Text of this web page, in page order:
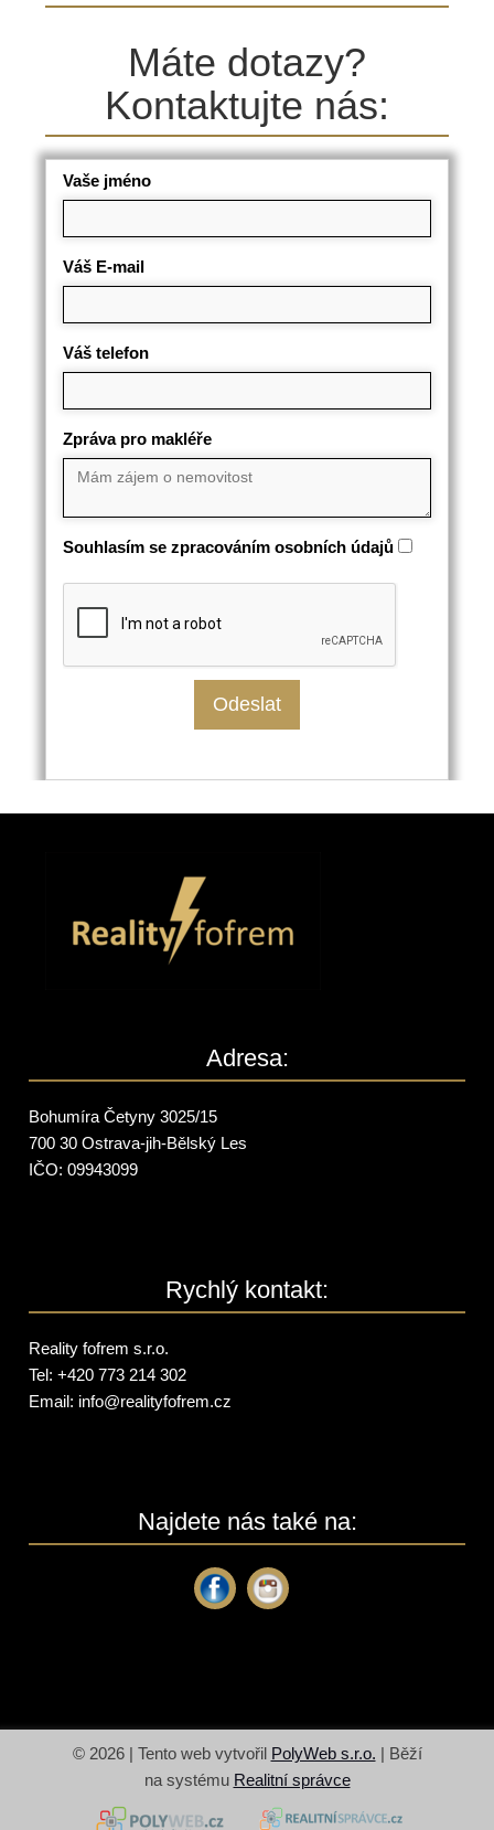
Máte dotazy?
Kontaktujte nás:
Vaše jméno
Váš E-mail
Váš telefon
Zpráva pro makléře
Souhlasím se zpracováním osobních údajů
Adresa:
Bohumíra Četyny 3025/15
700 30 Ostrava-jih-Bělský Les
IČO: 09943099
Rychlý kontakt:
Reality fofrem s.r.o.
Tel: +420 773 214 302
Email: info@realityfofrem.cz
Najdete nás také na:
© 2026 | Tento web vytvořil PolyWeb s.r.o. | Běží
na systému Realitní správce